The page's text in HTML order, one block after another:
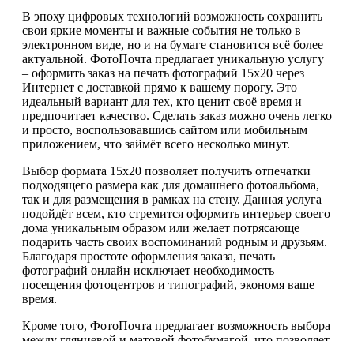
В эпоху цифровых технологий возможность сохранить
свои яркие моменты и важные события не только в
электронном виде, но и на бумаге становится всё более
актуальной. ФотоПочта предлагает уникальную услугу
– оформить заказ на печать фотографий 15х20 через
Интернет с доставкой прямо к вашему порогу. Это
идеальный вариант для тех, кто ценит своё время и
предпочитает качество. Сделать заказ можно очень легко
и просто, воспользовавшись сайтом или мобильным
приложением, что займёт всего несколько минут.
Выбор формата 15х20 позволяет получить отпечатки
подходящего размера как для домашнего фотоальбома,
так и для размещения в рамках на стену. Данная услуга
подойдёт всем, кто стремится оформить интерьер своего
дома уникальным образом или желает потрясающе
подарить часть своих воспоминаний родным и друзьям.
Благодаря простоте оформления заказа, печать
фотографий онлайн исключает необходимость
посещения фотоцентров и типографий, экономя ваше
время.
Кроме того, ФотоПочта предлагает возможность выбора